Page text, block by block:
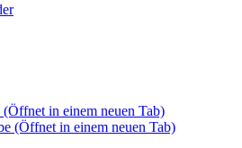
(Öffnet in einem neuen Tab)
(Öffnet in einem neuen Tab)